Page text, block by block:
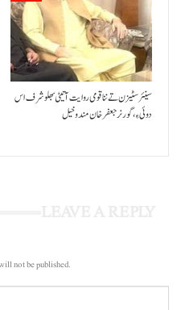
سینئر سٹیزن تے ننا قومی روایت آتیٹی بھلو شرف اس
دوئی ءِ،گورنر جعفرخان مندوخیل
not be published.